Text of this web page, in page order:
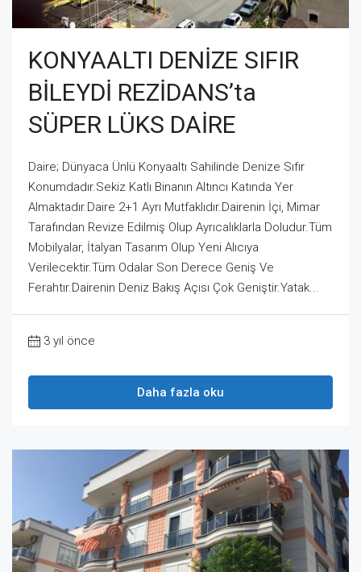
KONYAALTI DENİZE SIFIR
BİLEYDİ REZİDANS’ta
SÜPER LÜKS DAİRE
Daire; Dünyaca Ünlü Konyaaltı Sahilinde Denize Sıfır
Konumdadır.Sekiz Katlı Binanın Altıncı Katında Yer
Almaktadır.Daire 2+1 Ayrı Mutfaklıdır.Dairenin İçi, Mimar
Tarafından Revize Edilmiş Olup Ayrıcalıklarla Doludur.Tüm
Mobilyalar, İtalyan Tasarım Olup Yeni Alıcıya
Verilecektir.Tüm Odalar Son Derece Geniş Ve
Ferahtır.Dairenin Deniz Bakış Açısı Çok Geniştir.Yatak...
3 yıl önce
Daha fazla oku